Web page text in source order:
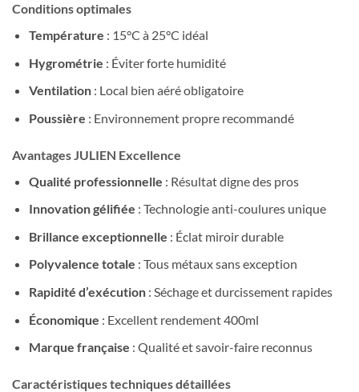
Conditions optimales
Température : 15°C à 25°C idéal
Hygrométrie : Éviter forte humidité
Ventilation: Local bien aéré obligatoire
Poussière : Environnement propre recommandé
Avantages JULIEN Excellence
Qualité professionnelle : Résultat digne des pros
Innovation gélifiée : Technologie anti-coulures unique
Brillance exceptionnelle : Éclat miroir durable
Polyvalence totale : Tous métaux sans exception
Rapidité d’exécution: Séchage et durcissement rapides
Économique : Excellent rendement 400ml
Marque française : Qualité et savoir-faire reconnus
Caractéristiques techniques détaillées